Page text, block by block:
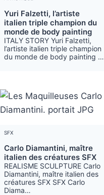
Yuri Falzetti, l’artiste
italien triple champion du
monde de body painting
ITALY STORY Yuri Falzetti,
l’artiste italien triple champion
du monde de body painting …
SFX
Carlo Diamantini, maître
italien des créatures SFX
REALISME SCULPTURE Carlo
Diamantini, maître italien des
créatures SFX SFX Carlo
Diama…